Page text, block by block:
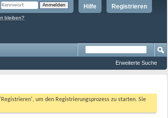
Registrieren
Hilfe
bleiben?
Erweiterte Suche
um den Registrierungsprozess zu starten. Sie